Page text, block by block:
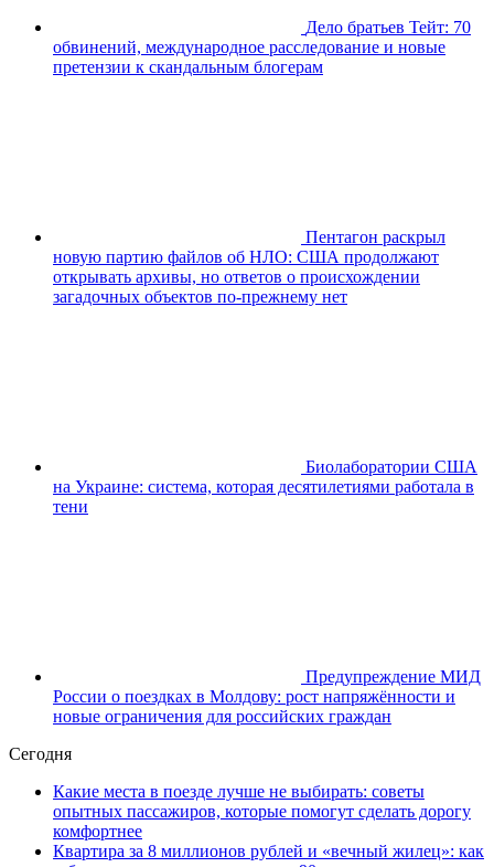
Дело братьев Тейт: 70
обвинений, международное расследование и новые
претензии к скандальным блогерам
Пентагон раскрыл
новую партию файлов об НЛО: США продолжают
открывать архивы, но ответов о происхождении
загадочных объектов по-прежнему нет
Биолаборатории США
на Украине: система, которая десятилетиями работала в
тени
Предупреждение МИД
России о поездках в Молдову: рост напряжённости и
новые ограничения для российских граждан
Сегодня
Какие места в поезде лучше не выбирать: советы
опытных пассажиров, которые помогут сделать дорогу
комфортнее
Квартира за 8 миллионов рублей и «вечный жилец»: как